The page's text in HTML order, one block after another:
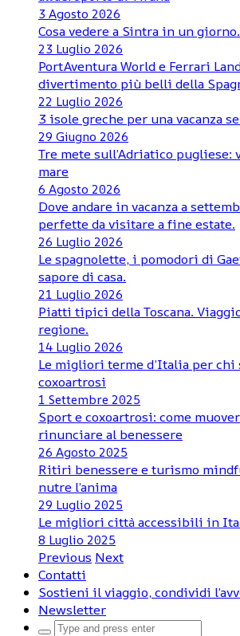
3 Agosto 2026
Cosa vedere a Sintra in un giorno.
23 Luglio 2026
PortAventura World e Ferrari
divertimento più belli della
22 Luglio 2026
3 isole greche per una vacanza
29 Giugno 2026
Tre mete sull’Adriatico pugliese:
mare
6 Agosto 2026
Dove andare in vacanza a
perfette da visitare a fine estate.
26 Luglio 2026
Le spagnolette, i pomodori di
sapore di casa.
21 Luglio 2026
Piatti tipici della Toscana.
regione.
14 Luglio 2026
Le migliori terme d’Italia per
coxoartrosi
1 Settembre 2025
Sport e coxoartrosi: come
rinunciare al benessere
26 Agosto 2025
Ritiri benessere e turismo
nutre l’anima
29 Luglio 2025
Le migliori città accessibili in
8 Luglio 2025
Previous Next
Contatti
Sostieni il viaggio, condividi
Newsletter
Search